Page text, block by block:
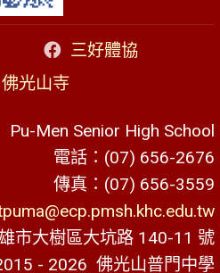
三好體協
佛光山寺
Pu-Men Senior High School
電話：(07) 656-2676
傳真：(07) 656-3559
市大樹區大坑路 140-11 號
- 2026 佛光山普門中學